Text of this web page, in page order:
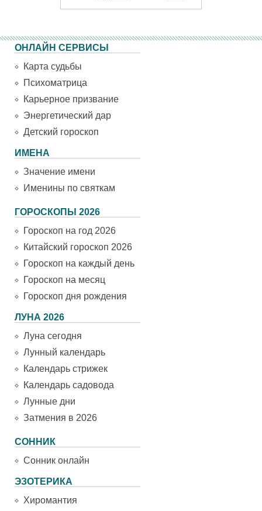
ОНЛАЙН СЕРВИСЫ
Карта судьбы
Психоматрица
Карьерное призвание
Энергетический дар
Детский гороскоп
ИМЕНА
Значение имени
Именины по святкам
ГОРОСКОПЫ 2026
Гороскоп на год 2026
Китайский гороскоп 2026
Гороскоп на каждый день
Гороскоп на месяц
Гороскоп дня рождения
ЛУНА 2026
Луна сегодня
Лунный календарь
Календарь стрижек
Календарь садовода
Лунные дни
Затмения в 2026
СОННИК
Сонник онлайн
ЭЗОТЕРИКА
Хиромантия